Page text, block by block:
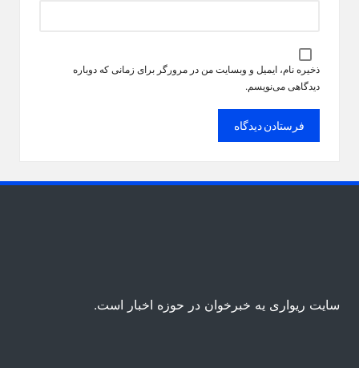
ذخیره نام، ایمیل و وبسایت من در مرورگر برای زمانی که دوباره
دیدگاهی می‌نویسم.
سایت ریواری یه خبرخوان در حوزه اخبار است.